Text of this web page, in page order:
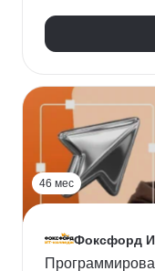
46 мес
Фоксфорд